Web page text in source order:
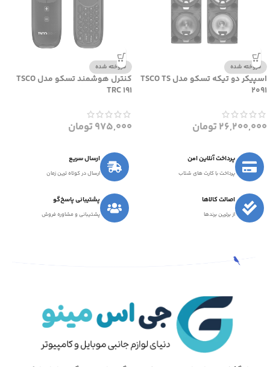
فروخته شده
اسپیکر دو تیکه تسکو مدل TSCO TS
2091
26,200,000تومان
فروخته شده
کنترل هوشمند تسکو مدل TSCO
TRC 191
975,000تومان
پرداخت آنلاین امن
پرداخت با کارت های شتاب
ارسال سریع
ارسال در کوتاه ترین زمان
اصالت کالاها
از برترین برندها
پشتیبانی پاسخ‌گو
پشتیبانی و مشاوره فروش